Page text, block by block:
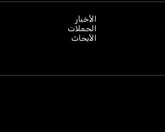
الأخبار
الحملات
الأبحاث